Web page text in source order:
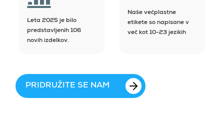
Leta 2025 je bilo
predstavljenih 106
novih izdelkov.
Naše večplastne
etikete so napisane v
več kot 10-23 jezikih
PRIDRUŽITE SE NAM